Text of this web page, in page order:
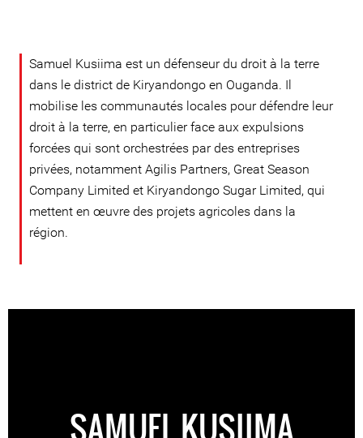
Samuel Kusiima est un défenseur du droit à la terre
dans le district de Kiryandongo en Ouganda. Il
mobilise les communautés locales pour défendre leur
droit à la terre, en particulier face aux expulsions
forcées qui sont orchestrées par des entreprises
privées, notamment Agilis Partners, Great Season
Company Limited et Kiryandongo Sugar Limited, qui
mettent en œuvre des projets agricoles dans la
région.
SAMUEL KUSIIMA